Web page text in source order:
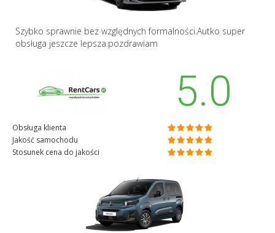
Szybko sprawnie bez względnych formalności.Autko super
obsługa jeszcze lepsza.pozdrawiam
5.0
Obsługa klienta
Jakość samochodu
Stosunek cena do jakości